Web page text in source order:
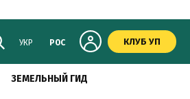
УКР РОС КЛУБ УП
ЗЕМЕЛЬНЫЙ ГИД